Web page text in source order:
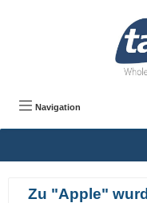
Navigation
Zu "Apple"